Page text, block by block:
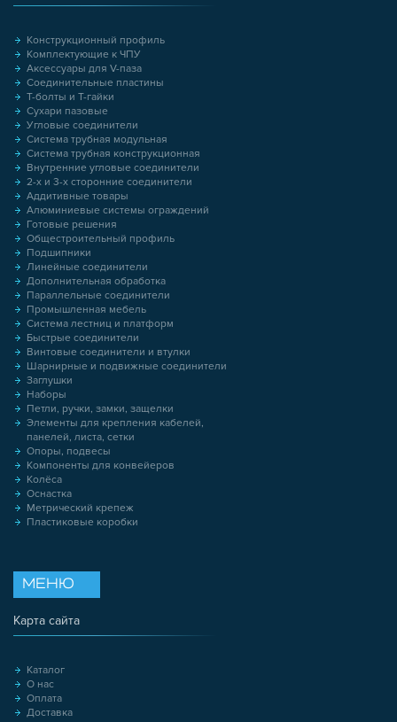
Конструкционный профиль
Комплектующие к ЧПУ
Аксессуары для V-паза
Соединительные пластины
Т-болты и Т-гайки
Сухари пазовые
Угловые соединители
Система трубная модульная
Система трубная конструкционная
Внутренние угловые соединители
2-х и 3-х сторонние соединители
Аддитивные товары
Алюминиевые системы ограждений
Готовые решения
Общестроительный профиль
Подшипники
Линейные соединители
Дополнительная обработка
Параллельные соединители
Промышленная мебель
Система лестниц и платформ
Быстрые соединители
Винтовые соединители и втулки
Шарнирные и подвижные соединители
Заглушки
Наборы
Петли, ручки, замки, защелки
Элементы для крепления кабелей,
панелей, листа, сетки
Опоры, подвесы
Компоненты для конвейеров
Колёса
Оснастка
Метрический крепеж
Пластиковые коробки
МЕНЮ
Карта сайта
Каталог
О нас
Оплата
Доставка